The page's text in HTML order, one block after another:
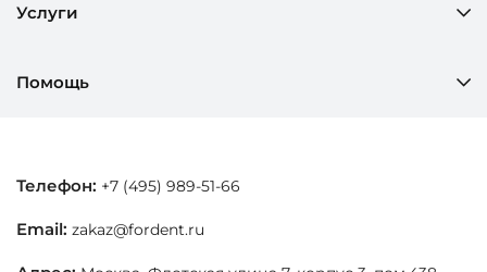
Услуги
Помощь
Телефон: +7 (495) 989-51-66
Email: zakaz@fordent.ru